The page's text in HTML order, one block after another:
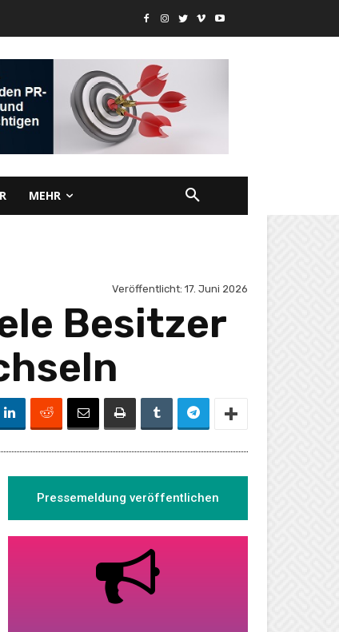
MEHR
Veröffentlicht: 17. Juni 2026
Besitzer
Pressemeldung veröffentlichen